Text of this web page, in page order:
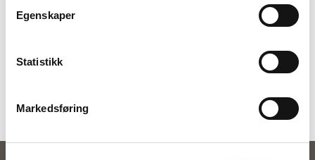
Egenskaper
Statistikk
Markedsføring
Modellen er 170 cm høy og har på seg størrelse M.
Farger: